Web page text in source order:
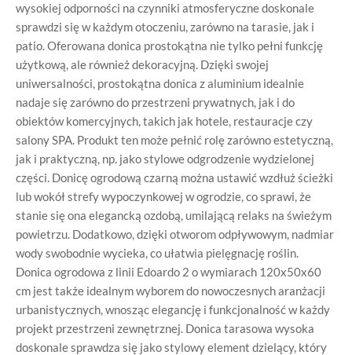
wysokiej odporności na czynniki atmosferyczne doskonale
sprawdzi się w każdym otoczeniu, zarówno na tarasie, jak i
patio. Oferowana donica prostokątna nie tylko pełni funkcję
użytkową, ale również dekoracyjną. Dzięki swojej
uniwersalności, prostokątna donica z aluminium idealnie
nadaje się zarówno do przestrzeni prywatnych, jak i do
obiektów komercyjnych, takich jak hotele, restauracje czy
salony SPA. Produkt ten może pełnić rolę zarówno estetyczną,
jak i praktyczną, np. jako stylowe odgrodzenie wydzielonej
części. Donicę ogrodową czarną można ustawić wzdłuż ścieżki
lub wokół strefy wypoczynkowej w ogrodzie, co sprawi, że
stanie się ona elegancką ozdobą, umilającą relaks na świeżym
powietrzu. Dodatkowo, dzięki otworom odpływowym, nadmiar
wody swobodnie wycieka, co ułatwia pielęgnację roślin.
Donica ogrodowa z linii Edoardo 2 o wymiarach 120x50x60
cm jest także idealnym wyborem do nowoczesnych aranżacji
urbanistycznych, wnosząc elegancję i funkcjonalność w każdy
projekt przestrzeni zewnętrznej. Donica tarasowa wysoka
doskonale sprawdza się jako stylowy element dzielący, który